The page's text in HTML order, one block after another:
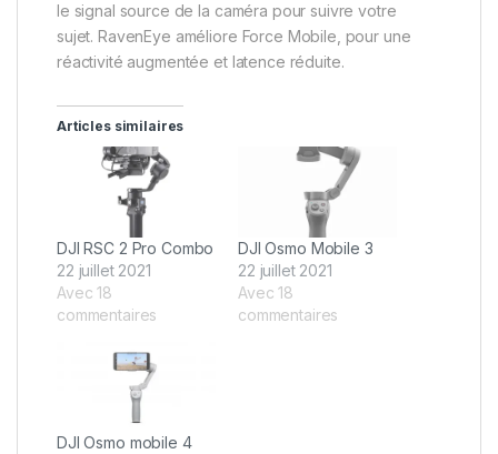
le signal source de la caméra pour suivre votre
sujet. RavenEye améliore Force Mobile, pour une
réactivité augmentée et latence réduite.
Articles similaires
DJI RSC 2 Pro Combo
22 juillet 2021
Avec 18
commentaires
DJI Osmo Mobile 3
22 juillet 2021
Avec 18
commentaires
DJI Osmo mobile 4